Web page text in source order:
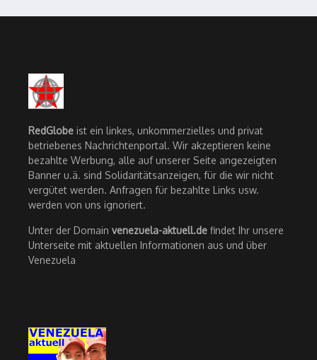
RedGlobe ist ein linkes, unkommerzielles und privat
betriebenes Nachrichtenportal. Wir akzeptieren keine
bezahlte Werbung, alle auf unserer Seite angezeigten
Banner u.ä. sind Solidaritätsanzeigen, für die wir nicht
vergütet werden. Anfragen für bezahlte Links usw.
werden von uns ignoriert.
Unter der Domain venezuela-aktuell.de findet Ihr unsere
Unterseite mit aktuellen Informationen aus und über
Venezuela